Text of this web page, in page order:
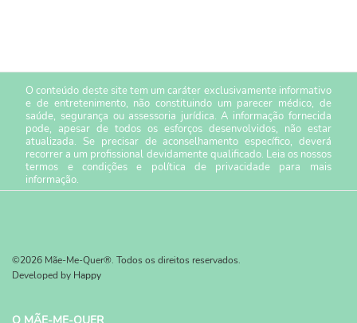
O conteúdo deste site tem um caráter exclusivamente informativo
e de entretenimento, não constituindo um parecer médico, de
saúde, segurança ou assessoria jurídica. A informação fornecida
pode, apesar de todos os esforços desenvolvidos, não estar
atualizada. Se precisar de aconselhamento específico, deverá
recorrer a um profissional devidamente qualificado. Leia os nossos
termos e condiçõese política de privacidade para mais
informação.
©2026 Mãe-Me-Quer®. Todos os direitos reservados.
Developed by Happy